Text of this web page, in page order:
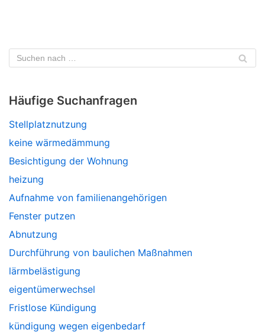
Häufige Suchanfragen
Stellplatznutzung
keine wärmedämmung
Besichtigung der Wohnung
heizung
Aufnahme von familienangehörigen
Fenster putzen
Abnutzung
Durchführung von baulichen Maßnahmen
lärmbelästigung
eigentümerwechsel
Fristlose Kündigung
kündigung wegen eigenbedarf